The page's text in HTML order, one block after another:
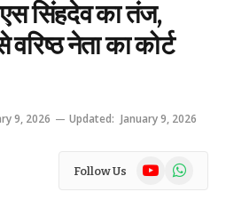
सिंहदेव का तंज,
नेता का कोर्ट
9, 2026 Updated: January 9, 2026
Follow Us YouTubeWhatsApp